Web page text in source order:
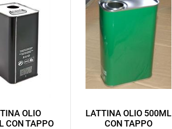
OLIO
CON TAPPO
LATTINA OLIO 500ML
CON TAPPO